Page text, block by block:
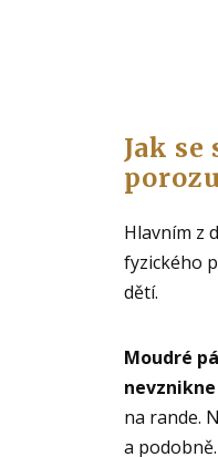
Jak
Hlavním z
fyzického
dětí.
Moudré
na rande.
a podobně.